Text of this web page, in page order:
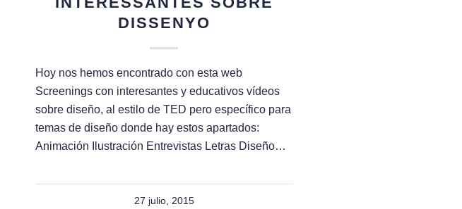
DISSENYO
Hoy nos hemos encontrado con esta web
Screenings con interesantes y educativos vídeos
sobre diseño, al estilo de TED pero específico para
temas de diseño donde hay estos apartados:
Animación Ilustración Entrevistas Letras Diseño…
27 julio, 2015